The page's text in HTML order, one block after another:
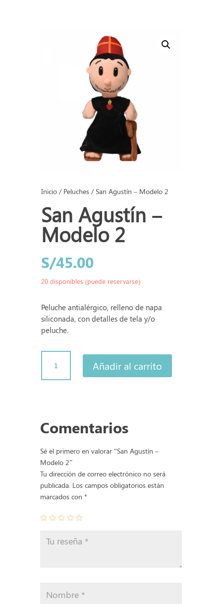
Inicio/ Peluches/ San Agustín – Modelo 2
San Agustín –
Modelo 2
S/45.00
20 disponibles (puede reservarse)
Peluche antialérgico, relleno de napa
siliconada, con detalles de tela y/o
peluche.
Agustín
-
Añadir al carrito
Comentarios
Sé el primero en valorar “San Agustín –
Modelo 2”
Tu dirección de correo electrónico no será
publicada. Los campos obligatorios están
marcados con *